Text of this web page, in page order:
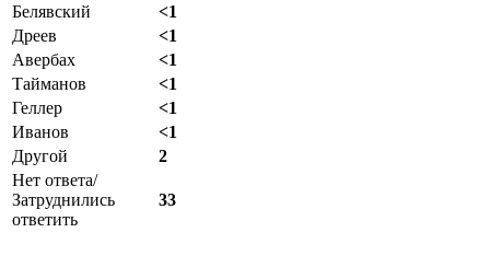
Белявский
<1
Дреев
<1
Авербах
<1
Тайманов
<1
Геллер
<1
Иванов
<1
Другой
2
Нет ответа/
Затруднились
ответить
33